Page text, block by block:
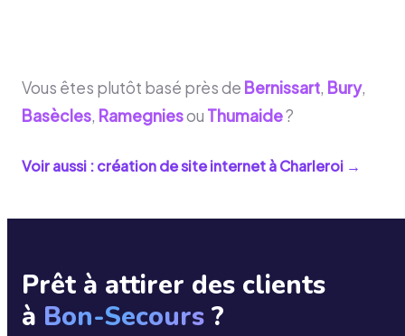
Vous êtes plutôt basé près de Bernissart, Bury,
Basècles, Ramegniesou Thumaide?
Voir aussi : création de site internet àCharleroi →
Prêt à attirer des clients
à Bon-Secours ?